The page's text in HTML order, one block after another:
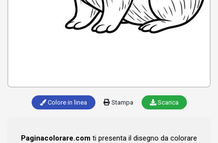
Colore in linea Stampa Scarica
Paginacolorare.com ti presenta il disegno da colorare